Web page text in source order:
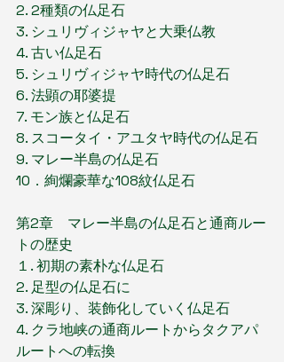
2. 2種類の仏足石
3. シュリヴィジャヤと大乗仏教
4. 古い仏足石
5. シュリヴィジャヤ時代の仏足石
6. 法顕の耶婆提
7. モン族と仏足石
8. スコータイ・アユタヤ時代の仏足石
9. マレー半島の仏足石
10．絢爛豪華な108紋仏足石
第2章　マレー半島の仏足石と通商ルー
トの歴史
１. 初期の素朴な仏足石
2. 足型の仏足石に
3. 深彫り、装飾化していく仏足石
4. クラ地峡の通商ルートからタクアパ
ルートへの転換